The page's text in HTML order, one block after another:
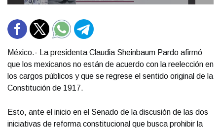
México.- La presidenta Claudia Sheinbaum Pardo afirmó
que los mexicanos no están de acuerdo con la reelección en
los cargos públicos y que se regrese el sentido original de la
Constitución de 1917.
Esto, ante el inicio en el Senado de la discusión de las dos
iniciativas de reforma constitucional que busca prohibir la